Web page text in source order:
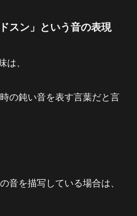
スン」という音の表現
は、
の鈍い音を表す言葉だと言
音を描写している場合は、